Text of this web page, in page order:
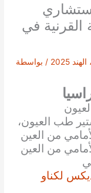
في
2025
/ بواسطة
طب العيون،
من العين
من العين
لكناو